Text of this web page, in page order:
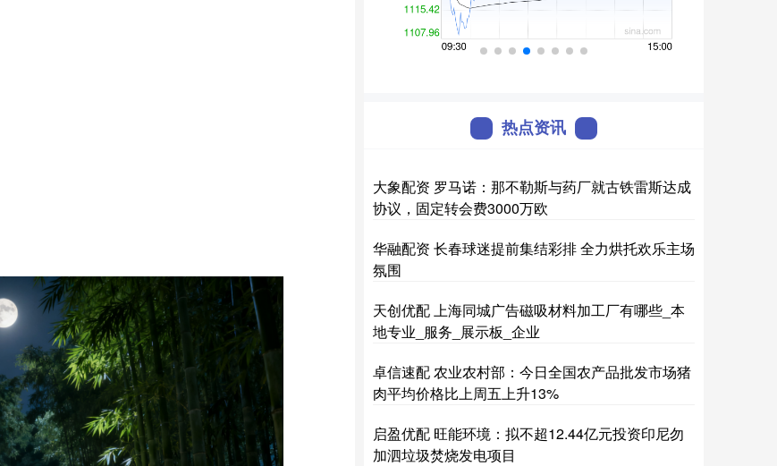
热点资讯
大象配资 罗马诺：那不勒斯与药厂就古铁雷斯达成
协议，固定转会费3000万欧
华融配资 长春球迷提前集结彩排 全力烘托欢乐主场
氛围
天创优配 上海同城广告磁吸材料加工厂有哪些_本
地专业_服务_展示板_企业
卓信速配 农业农村部：今日全国农产品批发市场猪
肉平均价格比上周五上升13%
启盈优配 旺能环境：拟不超12.44亿元投资印尼勿
加泗垃圾焚烧发电项目